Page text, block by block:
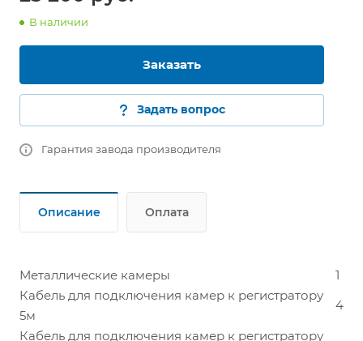
В наличии
Заказать
Задать вопрос
Гарантия завода производителя
Описание Оплата
Металлические камеры
1
Кабель для подключения камер к регистратору
5м
4
Кабель для подключения камер к регистратору